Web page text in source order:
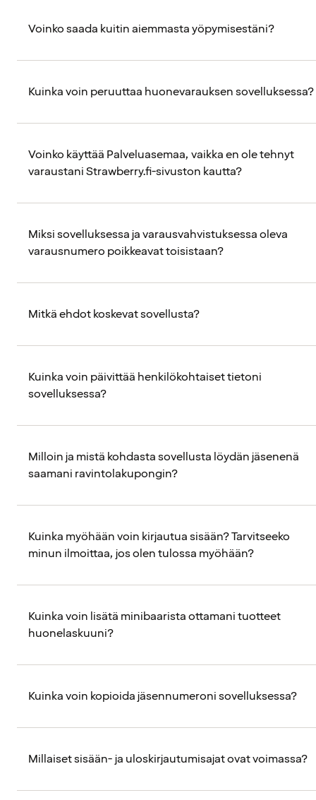
Voinko saada kuitin aiemmasta yöpymisestäni?
Kuinka voin peruuttaa huonevarauksen sovelluksessa?
Voinko käyttää Palveluasemaa, vaikka en ole tehnyt
varaustani Strawberry.fi-sivuston kautta?
Miksi sovelluksessa ja varausvahvistuksessa oleva
varausnumero poikkeavat toisistaan?
Mitkä ehdot koskevat sovellusta?
Kuinka voin päivittää henkilökohtaiset tietoni
sovelluksessa?
Milloin ja mistä kohdasta sovellusta löydän jäsenenä
saamani ravintolakupongin?
Kuinka myöhään voin kirjautua sisään? Tarvitseeko
minun ilmoittaa, jos olen tulossa myöhään?
Kuinka voin lisätä minibaarista ottamani tuotteet
huonelaskuuni?
Kuinka voin kopioida jäsennumeroni sovelluksessa?
Millaiset sisään- ja uloskirjautumisajat ovat voimassa?